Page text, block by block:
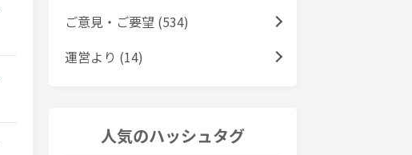
ご意見・ご要望 (534)
運営より (14)
人気のハッシュタグ